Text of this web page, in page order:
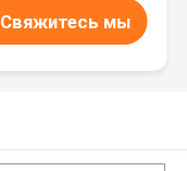
Свяжитесь мы